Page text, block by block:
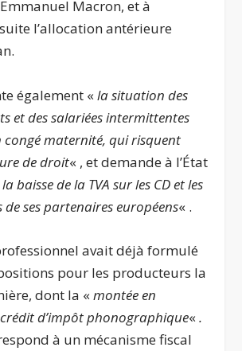
Macron, et à
l’allocation antérieure
également «la situation des
et des salariées intermittentes
congé maternité, qui risquent
de droit« , et demande à l’État
baisse de la TVA sur les CD et les
de ses partenaires européens« .
avait déjà formulé
pour les producteurs la
dont la «montée en
d’impôt phonographique«.
à un mécanisme fiscal